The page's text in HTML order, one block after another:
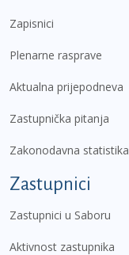
Zapisnici
Plenarne rasprave
Aktualna prijepodneva
Zastupnička pitanja
Zakonodavna statistika
Zastupnici
Zastupnici u Saboru
Aktivnost zastupnika